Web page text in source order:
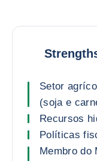
Setor
(soja e
Recursos
Políticas
Membro do